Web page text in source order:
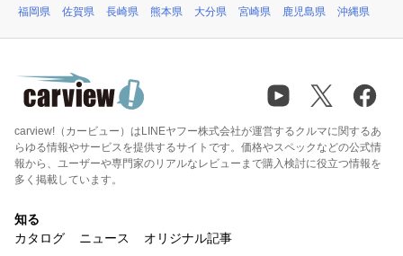
福岡県
佐賀県 長崎県 熊本県 大分県 宮崎県 鹿児島県 沖縄県
carview!（カービュー）はLINEヤフー株式会社が運営するクルマに関するあ
らゆる情報やサービスを提供するサイトです。価格やスペックなどの公式情
報から、ユーザーや専門家のリアルなレビューまで購入検討に役立つ情報を
多く掲載しています。
知る
カタログ
ニュース オリジナル記事